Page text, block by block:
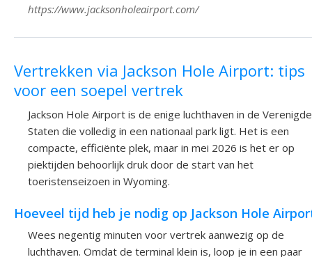
https://www.jacksonholeairport.com/
Vertrekken via Jackson Hole Airport: tips
voor een soepel vertrek
Jackson Hole Airport is de enige luchthaven in de Verenigde
Staten die volledig in een nationaal park ligt. Het is een
compacte, efficiënte plek, maar in mei 2026 is het er op
piektijden behoorlijk druk door de start van het
toeristenseizoen in Wyoming.
Hoeveel tijd heb je nodig op Jackson Hole
Wees negentig minuten voor vertrek aanwezig op de
luchthaven. Omdat de terminal klein is, loop je in een paar